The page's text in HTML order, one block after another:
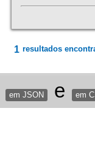
1 resultados
em JSON e em